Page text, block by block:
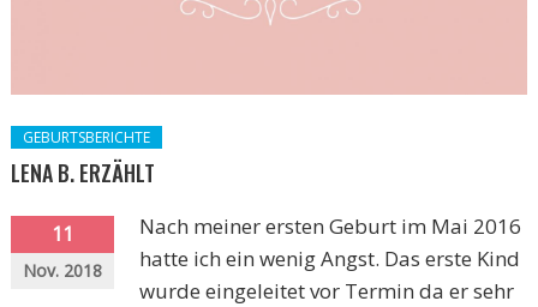
GEBURTSBERICHTE
LENA B. ERZÄHLT
11
Nov. 2018
Nach meiner ersten Geburt im Mai 2016
hatte ich ein wenig Angst. Das erste Kind
wurde eingeleitet vor Termin da er sehr